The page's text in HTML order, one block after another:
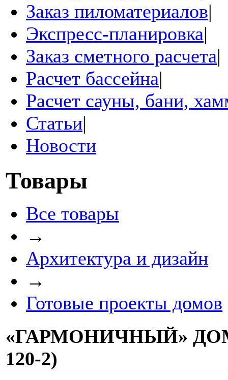
Заказ пиломатериалов|
Экспресс-планировка|
Заказ сметного расчета|
Расчет бассейна|
Расчет сауны, бани,
Статьи|
Новости
Товары
Все товары
→
Архитектура и дизайн
→
Готовые проекты домов
«ГАРМОНИЧНЫЙ»
120-2)